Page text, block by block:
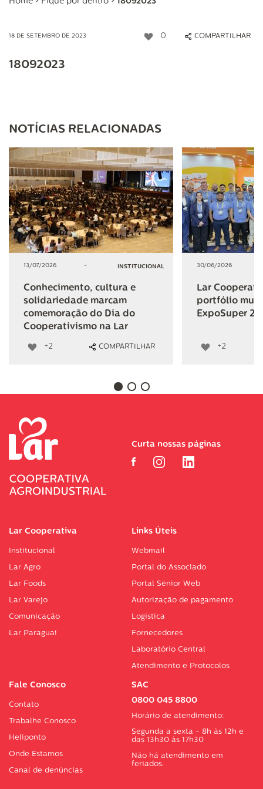
18 DE SETEMBRO DE 2023 0 COMPARTILHAR
18092023
NOTÍCIAS RELACIONADAS
13/07/2026 - INSTITUCIONAL
Conhecimento, cultura e
solidariedade marcam
comemoração do Dia do
Cooperativismo na Lar
+2 COMPARTILHAR
30/06/2026
Lar
portfólio
ExpoSuper
+2
Lar Cooperativa
Institucional
Lar Agro
Lar Foods
Lar Varejo
Comunicação
Lar Paraguai
Links Úteis
Webmail
Portal do Associado
Portal Sénior Web
Autorização de pagamento
Logística
Fornecedores
Laboratório Central
Atendimento e Protocolos
Fale Conosco
Contato
Trabalhe Conosco
Heliponto
Onde Estamos
Canal de denúncias
SAC
0800 045 8800
Horário de atendimento:
Segunda a sexta - 8h às 12h e
das 13h30 às 17h30
Não há atendimento em
feriados.
Curta nossas páginas